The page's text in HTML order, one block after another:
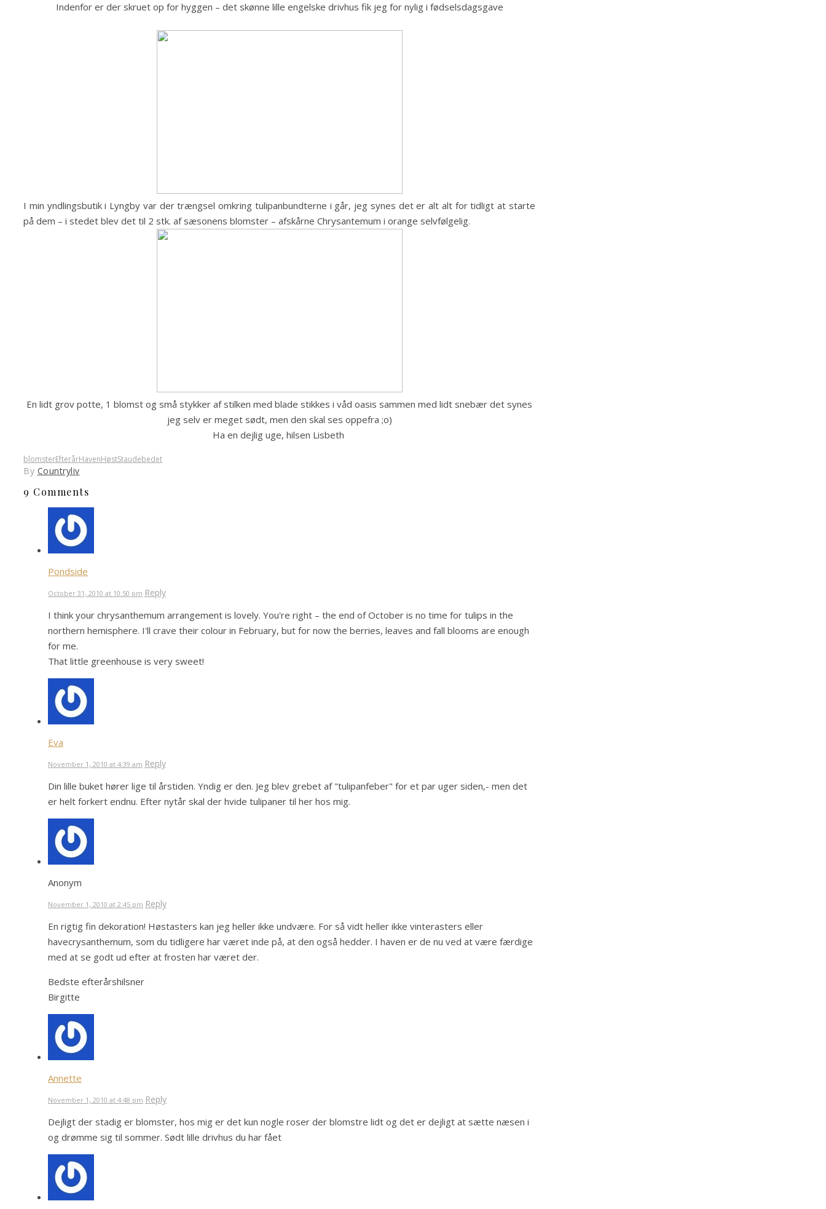
Indenfor er der skruet op for hyggen – det skønne lille engelske drivhus fik jeg for nylig i fødselsdagsgave
I min yndlingsbutik i Lyngby var der trængsel omkring tulipanbundterne i går, jeg synes det er alt alt for tidligt at starte
på dem – i stedet blev det til 2 stk. af sæsonens blomster – afskårne Chrysantemum i orange selvfølgelig.
En lidt grov potte, 1 blomst og små stykker af stilken med blade stikkes i våd oasis sammen med lidt snebær det synes
jeg selv er meget sødt, men den skal ses oppefra ;o)
Ha en dejlig uge, hilsen Lisbeth
blomsterEfterårHavenHøstStaudebedet
By Countryliv
9 Comments
Pondside
October 31, 2010 at 10:50 pm Reply
I think your chrysanthemum arrangement is lovely. You're right – the end of October is no time for tulips in the
northern hemisphere. I'll crave their colour in February, but for now the berries, leaves and fall blooms are enough
for me.
That little greenhouse is very sweet!
Eva
November 1, 2010 at 4:39 am Reply
Din lille buket hører lige til årstiden. Yndig er den. Jeg blev grebet af "tulipanfeber" for et par uger siden,- men det
er helt forkert endnu. Efter nytår skal der hvide tulipaner til her hos mig.
Anonym
November 1, 2010 at 2:45 pm Reply
En rigtig fin dekoration! Høstasters kan jeg heller ikke undvære. For så vidt heller ikke vinterasters eller
havecrysanthemum, som du tidligere har været inde på, at den også hedder. I haven er de nu ved at være færdige
med at se godt ud efter at frosten har været der.
Bedste efterårshilsner
Birgitte
Annette
November 1, 2010 at 4:48 pm Reply
Dejligt der stadig er blomster, hos mig er det kun nogle roser der blomstre lidt og det er dejligt at sætte næsen i
og drømme sig til sommer. Sødt lille drivhus du har fået